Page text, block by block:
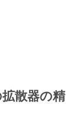
散器の精